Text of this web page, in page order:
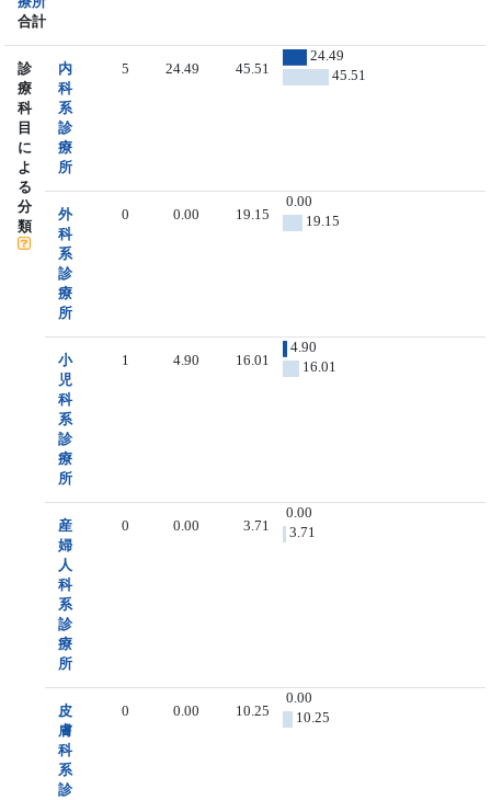
合計
診
療
科
目
に
よ
る
分
類
内
科
系
診
療
所
5 24.49 45.51
24.49
45.51
外
科
系
診
療
所
0 0.00 19.15
0.00
19.15
小
児
科
系
診
療
所
1 4.90 16.01
4.90
16.01
産
婦
人
科
系
診
療
所
0 0.00 3.71
0.00
3.71
皮
膚
科
系
診
0 0.00 10.25
0.00
10.25